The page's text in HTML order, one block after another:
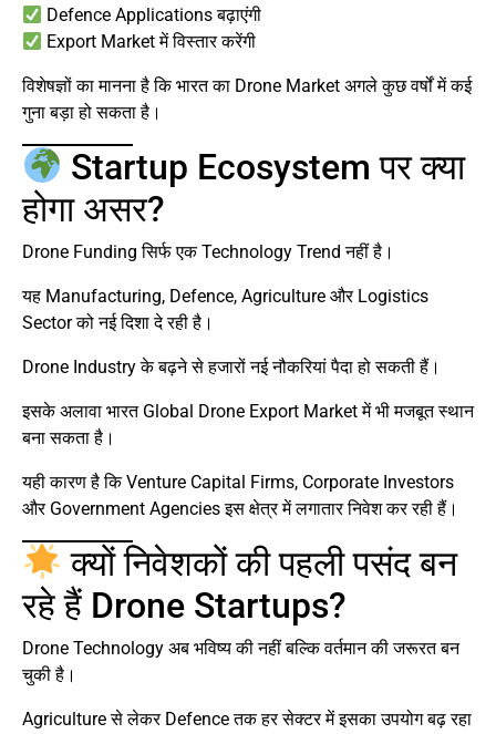
Defence Applications बढ़ाएंगी
Export Market में विस्तार करेंगी
विशेषज्ञों का मानना है कि भारत का Drone Market अगले कुछ वर्षों में कई
गुना बड़ा हो सकता है।
Startup Ecosystem पर क्या
होगा असर?
Drone Funding सिर्फ एक Technology Trend नहीं है।
यह Manufacturing, Defence, Agriculture और Logistics
Sector को नई दिशा दे रही है।
Drone Industry के बढ़ने से हजारों नई नौकरियां पैदा हो सकती हैं।
इसके अलावा भारत Global Drone Export Market में भी मजबूत स्थान
बना सकता है।
यही कारण है कि Venture Capital Firms, Corporate Investors
और Government Agencies इस क्षेत्र में लगातार निवेश कर रही हैं।
क्यों निवेशकों की पहली पसंद बन
रहे हैं Drone Startups?
Drone Technology अब भविष्य की नहीं बल्कि वर्तमान की जरूरत बन
चुकी है।
Agriculture से लेकर Defence तक हर सेक्टर में इसका उपयोग बढ़ रहा